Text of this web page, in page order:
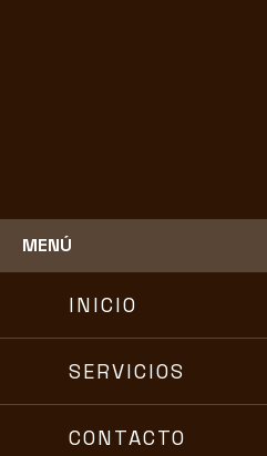
MENÚ
INICIO
SERVICIOS
CONTACTO